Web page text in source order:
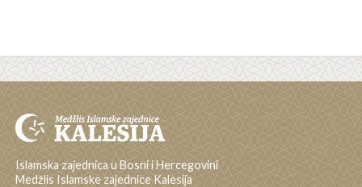
Islamska zajednica u Bosni i Hercegovini
Medžlis Islamske zajednice Kalesija